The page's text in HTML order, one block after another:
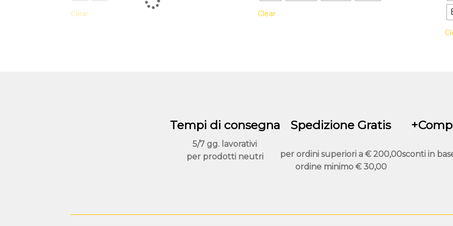
prodotto
Clear
prodotto
Clear
Tempi di consegna
5/7 gg. lavorativi
per prodotti neutri
Spedizione Gratis
per ordini superiori a € 200,00
ordine minimo€ 30,00
sconti in